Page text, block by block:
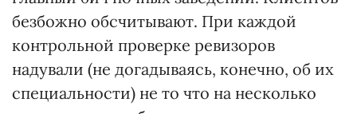
безбожно обсчитывают. При каждой
контрольной проверке ревизоров
надували (не догадываясь, конечно, об их
специальности) не то что на несколько